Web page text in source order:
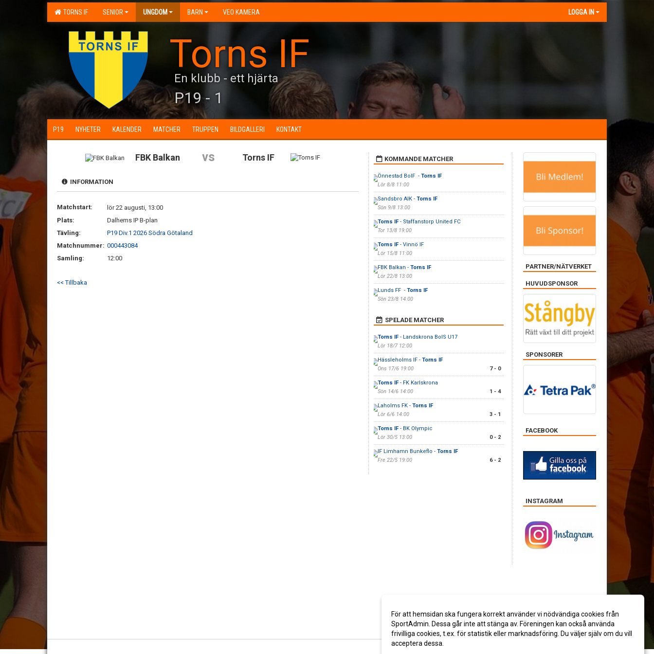
TORNS IF SENIOR UNGDOM BARN VEO KAMERA LOGGA IN
Torns IF
En klubb - ett hjärta
P19 - 1
P19 NYHETER KALENDER MATCHER TRUPPEN BILDGALLERI KONTAKT
FBK Balkan vs Torns IF
INFORMATION
Matchstart:
lör 22 augusti, 13:00
Plats:
Dalhems IP B-plan
Tävling:
P19 Div.1 2026 Södra Götaland
Matchnummer: 000443084
Samling:
12:00
<< Tillbaka
KOMMANDE MATCHER
Önnestad BoIF - Torns IF
Lör 8/8 11:00
Sandsbro AIK - Torns IF
Sön 9/8 13:00
Torns IF- Staffanstorp United FC
Tor 13/8 19:00
Torns IF- Vinnö IF
Lör 15/8 11:00
FBK Balkan - Torns IF
Lör 22/8 13:00
Lunds FF - Torns IF
Sön 23/8 14:00
SPELADE MATCHER
Torns IF- Landskrona BoIS U17
Lör 18/7 12:00
Hässleholms IF - Torns IF
Ons 17/6 19:00
7 - 0
Torns IF- FK Karlskrona
Sön 14/6 14:00
1 - 4
Laholms FK - Torns IF
Lör 6/6 14:00
3 - 1
Torns IF- BK Olympic
Lör 30/5 13:00
0 - 2
IF Limhamn Bunkeflo - Torns IF
Fre 22/5 19:00
6 - 2
PARTNER/NÄTVERKET
HUVUDSPONSOR
SPONSORER
FACEBOOK
INSTAGRAM
För att hemsidan ska fungera korrekt använder vi nödvändiga cookies från
SportAdmin. Dessa går inte att stänga av. Föreningen kan också använda
frivilliga cookies, t.ex. för statistik eller marknadsföring. Du väljer själv om du vill
acceptera dessa.